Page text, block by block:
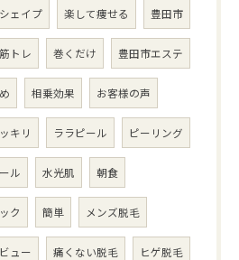
ェイプ 楽して痩せる 豊田市
トレ 巻くだけ 豊田市エステ
相乗効果 お客様の声
キリ ララピール ピーリング
ル 水光肌 朝食
ク 簡単 メンズ脱毛
ュー 痛くない脱毛 ヒゲ脱毛